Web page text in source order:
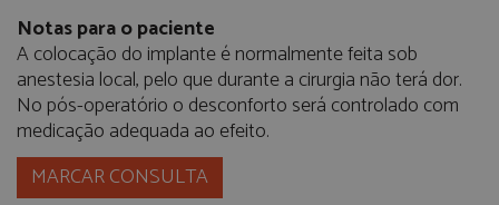
Notas para o paciente
A colocação do implante é normalmente feita sob
anestesia local, pelo que durante a cirurgia não terá dor.
No pós-operatório o desconforto será controlado com
medicação adequada ao efeito.
MARCAR CONSULTA